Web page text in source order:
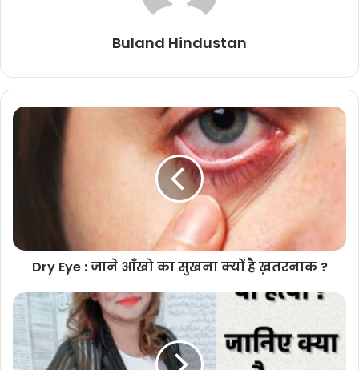
September 3, 2024
September 2, 2024
Winter Skin Care :
In winter the skin becomes dry. Apart
from this, the lips also start cracking. For this, special care
has to be taken of the skin. This keeps the skin soft.
Health experts always recommend eating foods rich in
vitamin-E for skin care. This gives extra glow to the skin.
Especially the complexion of the face remains intact.
Grandmothers recommend applying coconut oil for skin
care in winters. If you also want to take care of the skin in
winter, then mix this oil in the bath water daily. Taking bath
with olive oil mixed with water does not dry out the skin.
Come, know about the ways to take care of skin in winter-
Buland Hindustan
Dry Eye : जाने आँखो का सुखना क्यों है ख़तरनाक ?